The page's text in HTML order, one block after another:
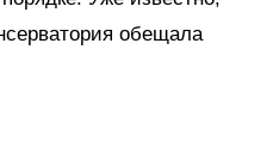
обещала